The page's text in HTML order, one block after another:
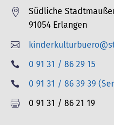

Südliche
91054 Erlangen


T
e
0 91 31 / 86 29 15

T
0 91 31 / 86 39 39

F
0 91 31 / 86 21 19